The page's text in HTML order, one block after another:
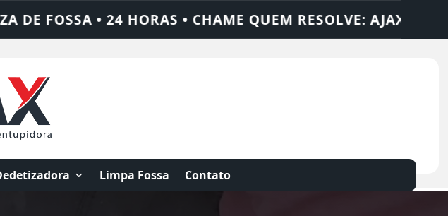
RESOLVE: AJAX SOLUÇÕES DEDETIZADORA •
Limpa Fossa Contato